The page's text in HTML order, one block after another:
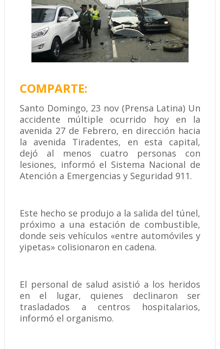
COMPARTE:
Santo Domingo, 23 nov (Prensa Latina) Un
accidente múltiple ocurrido hoy en la
avenida 27 de Febrero, en dirección hacia
la avenida Tiradentes, en esta capital,
dejó al menos cuatro personas con
lesiones, informó el Sistema Nacional de
Atención a Emergencias y Seguridad 911.
Este hecho se produjo a la salida del túnel,
próximo a una estación de combustible,
donde seis vehículos «entre automóviles y
yipetas» colisionaron en cadena.
El personal de salud asistió a los heridos
en el lugar, quienes declinaron ser
trasladados a centros hospitalarios,
informó el organismo.